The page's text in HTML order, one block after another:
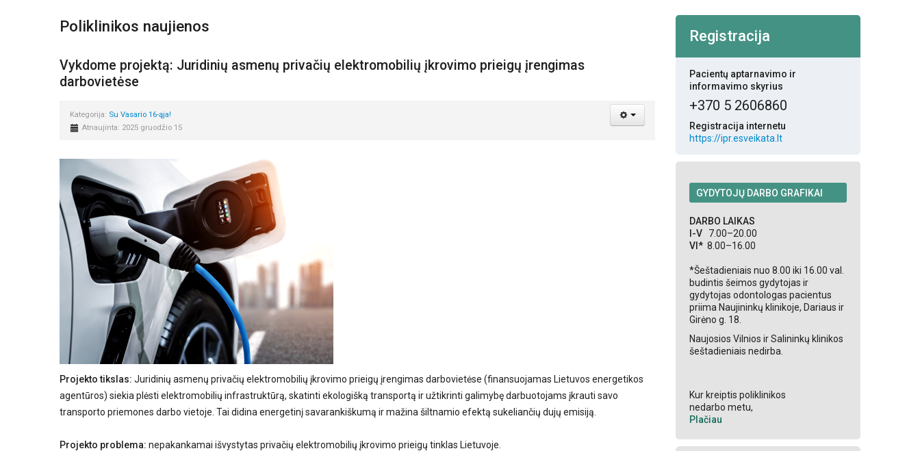
Poliklinikos naujienos
Vykdome projektą: Juridinių asmenų privačių elektromobilių įkrovimo prieigų įrengimas
darbovietėse
Kategorija: Su Vasario 16-ąja!
Atnaujinta: 2025 gruodžio 15
Projekto tikslas: Juridinių asmenų privačių elektromobilių įkrovimo prieigų įrengimas darbovietėse (finansuojamas Lietuvos energetikos
agentūros) siekia plėsti elektromobilių infrastruktūrą, skatinti ekologišką transportą ir užtikrinti galimybę darbuotojams įkrauti savo
transporto priemones darbo vietoje. Tai didina energetinį savarankiškumą ir mažina šiltnamio efektą sukeliančių dujų emisiją.
Projekto problema: nepakankamai išvystytas privačių elektromobilių įkrovimo prieigų tinklas Lietuvoje.
Registracija
Pacientų aptarnavimo ir
informavimo skyrius
+370 5 2606860
Registracija internetu
https://ipr.esveikata.lt
GYDYTOJŲ DARBO GRAFIKAI
DARBO LAIKAS
I-V7.00–20.00
VI* 8.00–16.00
*Šeštadieniais nuo 8.00 iki 16.00 val.
budintis šeimos gydytojas ir
gydytojas odontologas pacientus
priima Naujininkų klinikoje, Dariaus ir
Girėno g. 18.
Naujosios Vilnios ir Salininkų klinikos
šeštadieniais nedirba.
Kur kreiptis poliklinikos
nedarbo metu,
Plačiau